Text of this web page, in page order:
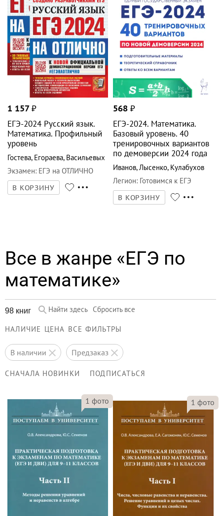
1 157₽
ЕГЭ-2024 Русский язык.
Математика. Профильный
уровень
Гостева, Егораева, Васильевых
Экзамен: ЕГЭ на ОТЛИЧНО
В КОРЗИНУ
568 ₽
ЕГЭ-2024. Математика.
Базовый уровень. 40
тренировочных вариантов
по демоверсии 2024 года
Иванов,Лысенко, Кулабухов
Легион: Готовимся к ЕГЭ
В КОРЗИНУ
Все в жанре «ЕГЭ по
математике»
98 книг Найти здесь Сбросить все
НАЛИЧИЕ ЦЕНА ВСЕ ФИЛЬТРЫ
в наличии предзаказ
СНАЧАЛА НОВИНКИ ПОДПИСАТЬСЯ
1 фото 1 фото